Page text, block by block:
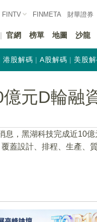
FINTV FINMETA 財華證券
官網 榜單 地圖 沙龍
港股解碼 A股解碼 美股
元D輪融
息，黑湖科技完成近10
蓋設計、排程、生產、